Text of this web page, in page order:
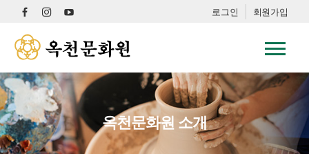
로그인 회원가입
옥천문화원 소개